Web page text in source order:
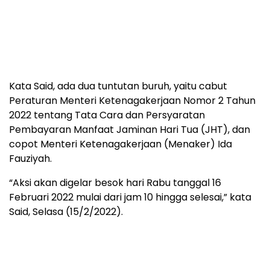
Kata Said, ada dua tuntutan buruh, yaitu cabut
Peraturan Menteri Ketenagakerjaan Nomor 2 Tahun
2022 tentang Tata Cara dan Persyaratan
Pembayaran Manfaat Jaminan Hari Tua (JHT), dan
copot Menteri Ketenagakerjaan (Menaker) Ida
Fauziyah.
“Aksi akan digelar besok hari Rabu tanggal 16
Februari 2022 mulai dari jam 10 hingga selesai,” kata
Said, Selasa (15/2/2022).